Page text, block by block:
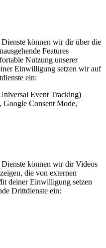
können wir dir über die
Features
Nutzung unserer
Einwilligung setzen wir auf
ein:
Event Tracking)
Consent Mode,
können wir dir Videos
die von externen
deiner Einwilligung setzen
Drittdienste ein: